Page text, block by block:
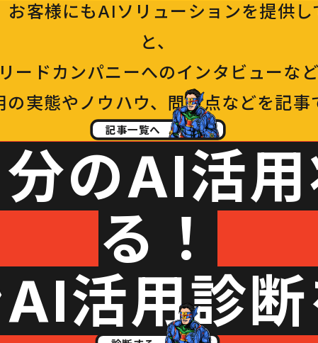
客様にもAIソリューションを提供
と、
ードカンパニーへのインタビューなど
実態やノウハウ、問題点などを記事
記事一覧へ
のAI活
る！
活用診